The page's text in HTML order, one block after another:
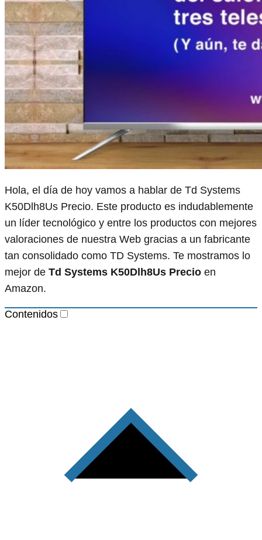
Hola, el día de hoy vamos a hablar de Td Systems
K50Dlh8Us Precio. Este producto es indudablemente
un líder tecnológico y entre los productos con mejores
valoraciones de nuestra Web gracias a un fabricante
tan consolidado como TD Systems. Te mostramos lo
mejor de Td Systems K50Dlh8Us Precio en
Amazon.
Contenidos